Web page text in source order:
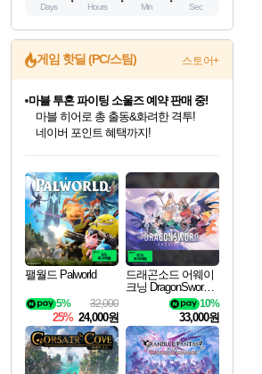
Days Hours Min Sec
게임 핫딜 (PC/스팀) 스토어+
최대 90% 할인가를 만나보세요!
네이버혜택과 함께 만나보세요!
50%할인&추가 적립까지!
이니&베니 혜택까지!
네이버 혜택가와 함께 예약하세요!
할인&네이버혜택으로 만나보세요!
네이버페이 혜택과 만나보세요!
40주년 프로모션으로 만나보세요!
마블 투혼 파이팅 소울즈 예약 판매 중!
마블 히어로 총 출동&화려한 격투!
네이버 포인트 혜택까지!
할인가에 만나보세요!
일부 에디션 상시 할인!
혜택으로 예약 판매 중
편안하게 충전하세요
팰월드 Palworld
32,000
5%
25% 24,000원
드래곤소드 어웨이
크닝 DragonSword A
10%
33,000원